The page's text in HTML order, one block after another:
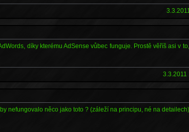
díky kterému AdSense vůbec funguje. Prostě věříš asi v
3.3.2011
nefungovalo něco jako toto ? (záleží na principu, né na